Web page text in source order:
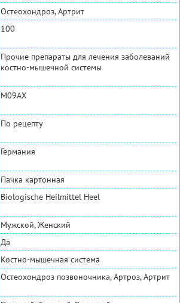
Остеохондроз, Артрит
100
Прочие препараты для лечения заболеваний
костно-мышечной системы
M09AX
По рецепту
Германия
Пачка картонная
Biologische Heilmittel Heel
Мужской, Женский
Да
Костно-мышечная система
Остеохондроз позвоночника, Артроз, Артрит